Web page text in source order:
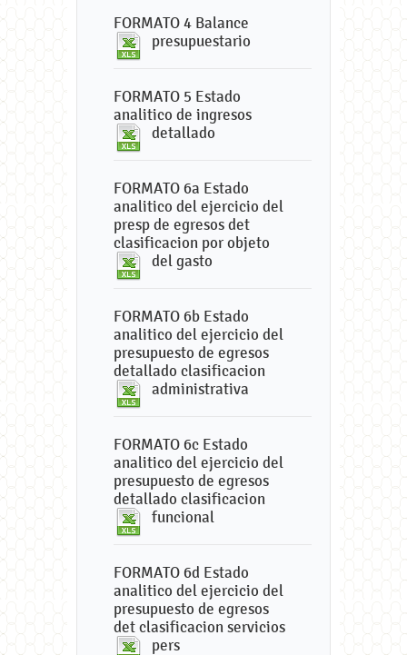
FORMATO 4 Balance
presupuestario
FORMATO 5 Estado
analitico de ingresos
detallado
FORMATO 6a Estado
analitico del ejercicio del
presp de egresos det
clasificacion por objeto
del gasto
FORMATO 6b Estado
analitico del ejercicio del
presupuesto de egresos
detallado clasificacion
administrativa
FORMATO 6c Estado
analitico del ejercicio del
presupuesto de egresos
detallado clasificacion
funcional
FORMATO 6d Estado
analitico del ejercicio del
presupuesto de egresos
det clasificacion servicios
pers